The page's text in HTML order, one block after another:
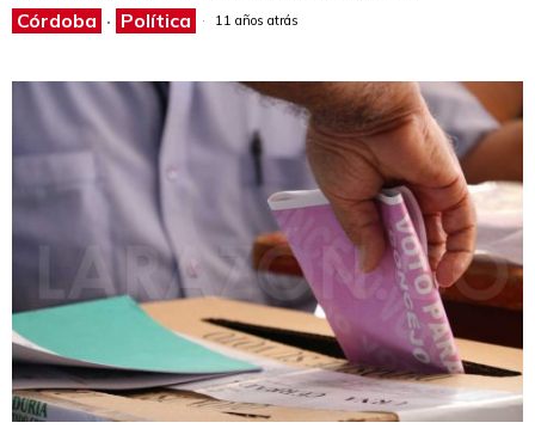
Córdoba · Política 11 años atrás